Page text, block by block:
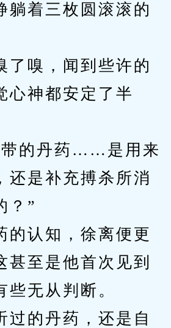
着三枚圆滚滚的
嗅，闻到些许的
心神都安定了半
的丹药……是用来
还是补充搏杀所消
？”
认知，徐离便更
甚至是他首次见到
无从判断。
的丹药，还是自